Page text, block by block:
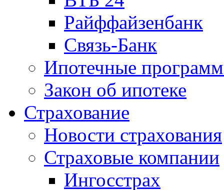
Райффайзенбанк
Связь-Банк
Ипотечные
Закон об ипотеке
Страхование
Новости страхования
Страховые компании
Ингосстрах